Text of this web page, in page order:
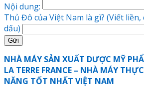
Nội dung:
Thủ Đô của Việt Nam là gì? (Viết
dấu)
NHÀ MÁY SẢN XUẤT DƯỢC MỸ
LA TERRE FRANCE – NHÀ MÁY
NĂNG TỐT NHẤT VIỆT NAM